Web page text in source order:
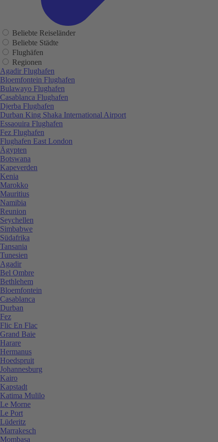
Beliebte Reiseländer
Beliebte Städte
Flughäfen
Regionen
Agadir Flughafen
Bloemfontein Flughafen
Bulawayo Flughafen
Casablanca Flughafen
Djerba Flughafen
Durban King Shaka International Airport
Essaouira Flughafen
Fez Flughafen
Flughafen East London
Ägypten
Botswana
Kapeverden
Kenia
Marokko
Mauritius
Namibia
Reunion
Seychellen
Simbabwe
Südafrika
Tansania
Tunesien
Agadir
Bel Ombre
Bethlehem
Bloemfontein
Casablanca
Durban
Fez
Flic En Flac
Grand Baie
Harare
Hermanus
Hoedspruit
Johannesburg
Kairo
Kapstadt
Katima Mulilo
Le Morne
Le Port
Lüderitz
Marrakesch
Mombasa